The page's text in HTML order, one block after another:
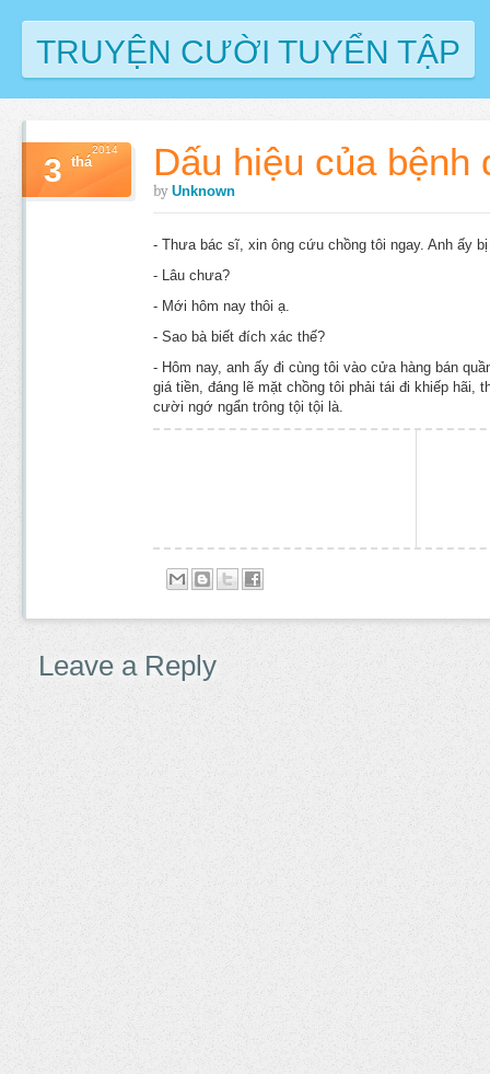
TRUYỆN CƯỜI TUYỂN TẬP
Dấu hiệu của bệnh
by Unknown
3 thá
2014
- Thưa bác sĩ, xin ông cứu chồng tôi ngay. Anh ấy
- Lâu chưa?
- Mới hôm nay thôi ạ.
- Sao bà biết đích xác thế?
- Hôm nay, anh ấy đi cùng tôi vào cửa hàng bán
giá tiền, đáng lẽ mặt chồng tôi phải tái đi khiếp hãi,
cười ngớ ngẩn trông tội tội là.
Leave a Reply